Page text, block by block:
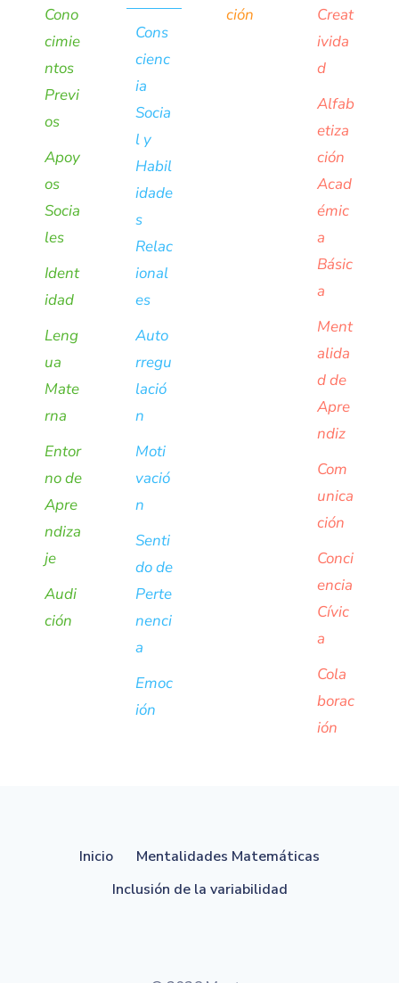
Cono
cimie
ntos
Previ
os
Apoy
os
Socia
les
Ident
idad
Leng
ua
Mate
rna
Entor
no de
Apre
ndiza
je
Audi
ción
Cons
cienc
ia
Socia
l y
Habil
idade
s
Relac
ional
es
Auto
rregu
lació
n
Moti
vació
n
Senti
do de
Perte
nenci
a
Emoc
ión
ción
Creat
ivida
d
Alfab
etiza
ción
Acad
émic
a
Básic
a
Ment
alida
d de
Apre
ndiz
Com
unica
ción
Conci
encia
Cívic
a
Cola
borac
ión
Inicio
Mentalidades Matemáticas
Inclusión de la variabilidad